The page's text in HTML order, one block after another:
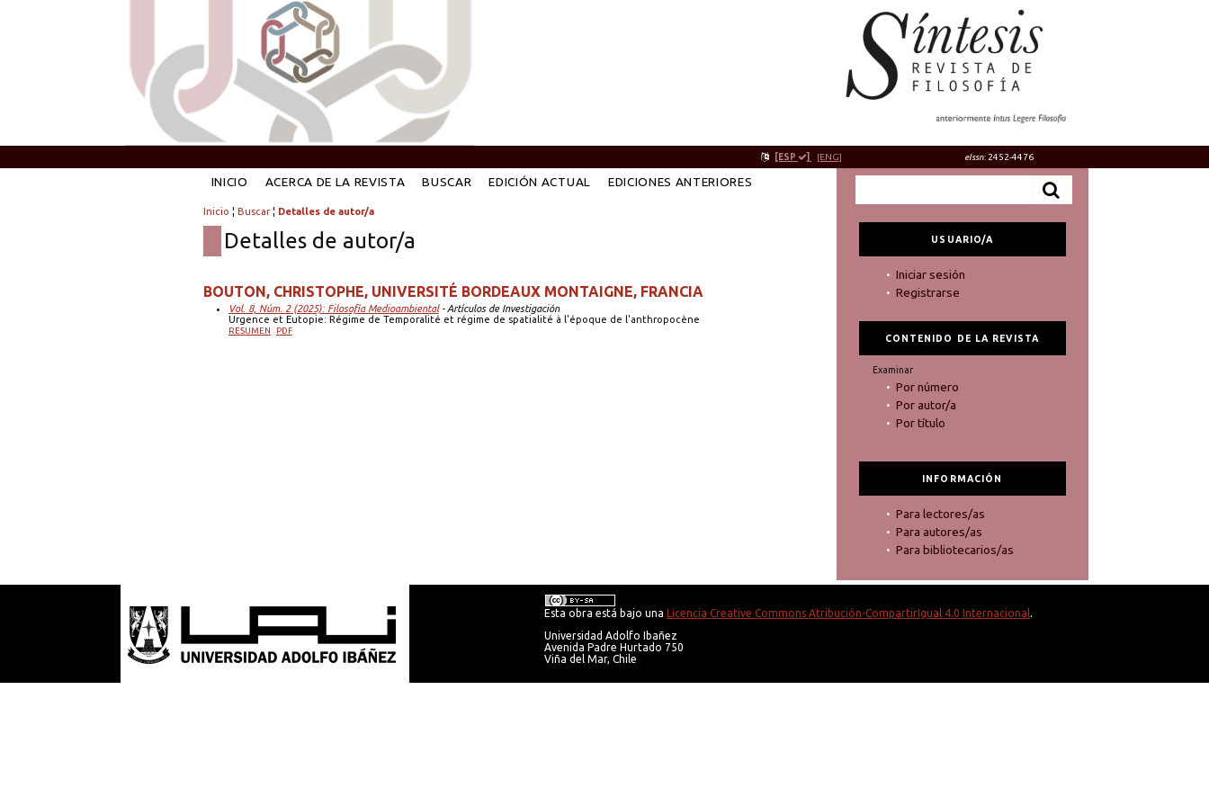
[ESP ] [ENG] eIssn: 2452-4476
USUARIO/A
Iniciar sesión
Registrarse
CONTENIDO DE LA REVISTA
Examinar
Por número
Por autor/a
Por título
INFORMACIÓN
Para lectores/as
Para autores/as
Para bibliotecarios/as
INICIO ACERCA DE LA REVISTA BUSCAR EDICIÓN ACTUAL EDICIONES ANTERIORES
Inicio ¦ Buscar¦ Detalles de autor/a
Detalles de autor/a
BOUTON, CHRISTOPHE, UNIVERSITÉ BORDEAUX MONTAIGNE, FRANCIA
Vol. 8, Núm. 2 (2025): Filosofía Medioambiental- Artículos de Investigación
Urgence et Eutopie: Régime de Temporalité et régime de spatialité à l'époque de l'anthropocène
RESUMEN PDF
Esta obra está bajo una Licencia Creative Commons Atribución-CompartirIgual 4.0 Internacional.
Universidad Adolfo Ibañez
Avenida Padre Hurtado 750
Viña del Mar, Chile